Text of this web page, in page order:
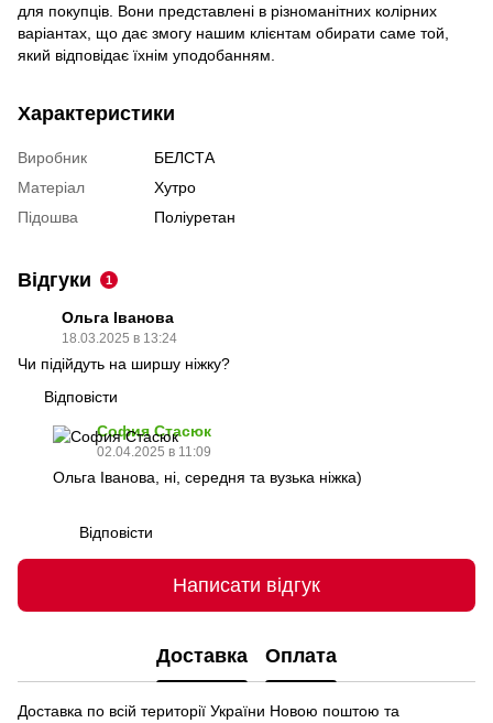
для покупців. Вони представлені в різноманітних колірних
варіантах, що дає змогу нашим клієнтам обирати саме той,
який відповідає їхнім уподобанням.
Характеристики
Виробник
БЕЛСТА
Матеріал
Хутро
Підошва
Поліуретан
Відгуки 1
Ольга Іванова
18.03.2025 в 13:24
Чи підійдуть на ширшу ніжку?
Відповісти
София Стасюк
02.04.2025 в 11:09
Ольга Іванова, ні, середня та вузька ніжка)
Відповісти
Написати відгук
Доставка Оплата
Доставка по всій території України Новою поштою та